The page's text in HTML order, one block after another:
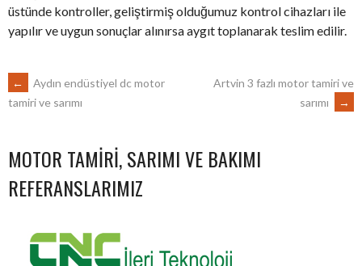
üstünde kontroller, geliştirmiş olduğumuz kontrol cihazları ile
yapılır ve uygun sonuçlar alınırsa aygıt toplanarak teslim edilir.
POST
NAVIGATION
←
Aydın endüstiyel dc motor
tamiri ve sarımı
Artvin 3 fazlı motor tamiri ve
sarımı
→
MOTOR TAMIRI, SARIMI VE BAKIMI
REFERANSLARIMIZ